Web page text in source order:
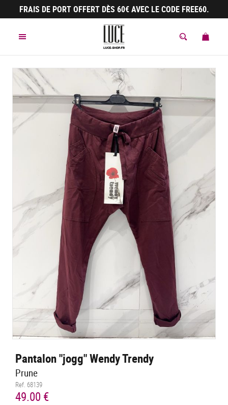
FRAIS DE PORT OFFERT DÈS 60€ AVEC LE CODE FREE60.
MENU
MON
Pantalon "jogg" Wendy Trendy
Prune
Ref. 68139
49.00 €
Panneau de gestion des cookies